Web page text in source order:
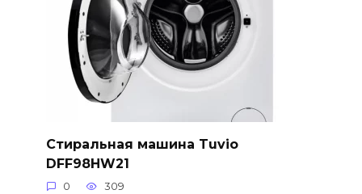
Стиральная машина Tuvio
DFF98HW21
0 309